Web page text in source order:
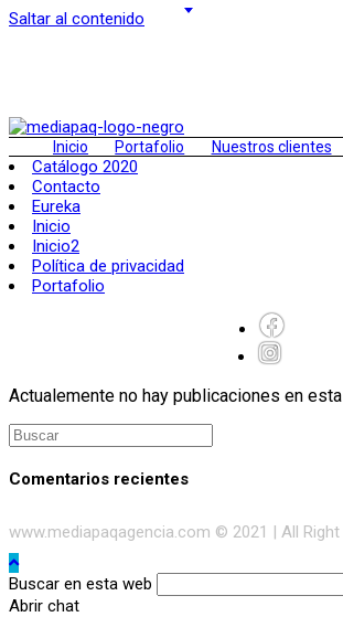
Saltar al contenido
Inicio Portafolio Nuestros clientes
Catálogo 2020
Contacto
Eureka
Inicio
Inicio2
Política de privacidad
Portafolio
Actualemente no hay publicaciones en
Comentarios recientes
www.mediapaqagencia.com © 2021 | All
Buscar en esta web
Abrir chat